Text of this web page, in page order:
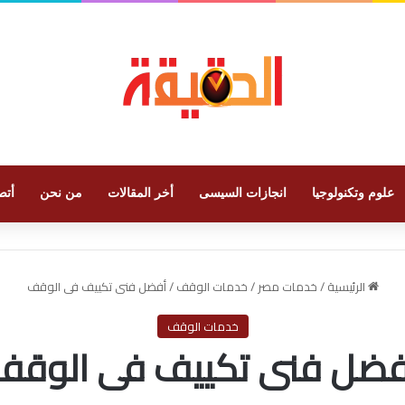
علوم وتكنولوجيا انجازات السيسى أخر المقالات من نحن
الرئيسية/خدمات مصر/خدمات الوقف/أفضل فنى تكييف فى الوقف
خدمات الوقف
فنى تكييف فى